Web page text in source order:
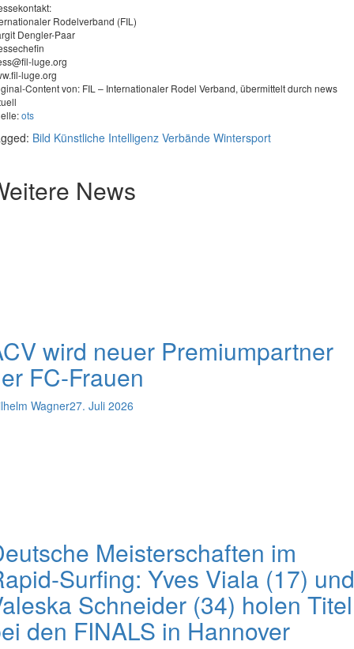
Rodelverband (FIL)
Dengler-Paar
luge.org
luge.org
Content von: FIL – Internationaler Rodel Verband, übermittelt durch news
ots
Bild Künstliche Intelligenz Verbände Wintersport
News
wird neuer Premiumpartner
FC-Frauen
Wagner27. Juli 2026
Meisterschaften im
Surfing: Yves Viala (17) und
Schneider (34) holen Titel
den FINALS in Hannover